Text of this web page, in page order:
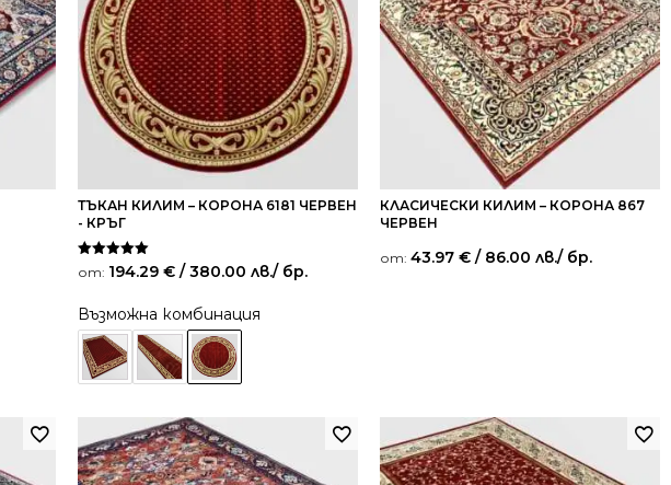
ТЪКАН КИЛИМ – КОРОНА 6181 ЧЕРВЕН
- КРЪГ
Оценено на
5.00
от: 194.29 € / 380.00 лв./ бр.
Възможна комбинация
КЛАСИЧЕСКИ КИЛИМ – КОРОНА 867
ЧЕРВЕН
от: 43.97 € / 86.00 лв./ бр.